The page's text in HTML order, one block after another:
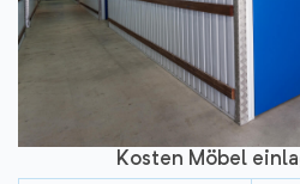
Kosten Möbel